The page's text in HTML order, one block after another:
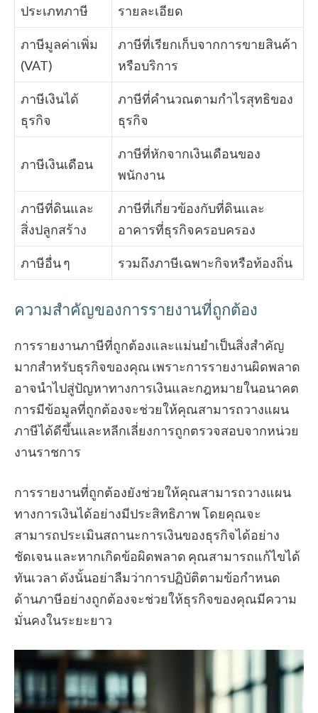
ประเภทภาษี รายละเอียด
ภาษีมูลค่าเพิ่ม
(VAT)
ภาษีที่เรียกเก็บจากการขายสินค้า
หรือบริการ
ภาษีเงินได้
ธุรกิจ
ภาษีที่คำนวณตามกำไรสุทธิของ
ธุรกิจ
ภาษีเงินเดือน
ภาษีที่หักจากเงินเดือนของ
พนักงาน
ภาษีที่ดินและ
สิ่งปลูกสร้าง
ภาษีที่เกี่ยวข้องกับที่ดินและ
อาคารที่ธุรกิจครอบครอง
ภาษีอื่น ๆ รวมถึงภาษีเฉพาะกิจหรือท้องถิ่น
ความสำคัญของการรายงานที่ถูกต้อง
การรายงานภาษีที่ถูกต้องและแม่นยำเป็นสิ่งสำคัญ
มากสำหรับธุรกิจของคุณ เพราะการรายงานผิดพลาด
อาจนำไปสู่ปัญหาทางการเงินและกฎหมายในอนาคต
การมีข้อมูลที่ถูกต้องจะช่วยให้คุณสามารถวางแผน
ภาษีได้ดีขึ้นและหลีกเลี่ยงการถูกตรวจสอบจากหน่วย
งานราชการ
การรายงานที่ถูกต้องยังช่วยให้คุณสามารถวางแผน
ทางการเงินได้อย่างมีประสิทธิภาพ โดยคุณจะ
สามารถประเมินสถานะการเงินของธุรกิจได้อย่าง
ชัดเจน และหากเกิดข้อผิดพลาด คุณสามารถแก้ไขได้
ทันเวลา ดังนั้นอย่าลืมว่าการปฏิบัติตามข้อกำหนด
ด้านภาษีอย่างถูกต้องจะช่วยให้ธุรกิจของคุณมีความ
มั่นคงในระยะยาว